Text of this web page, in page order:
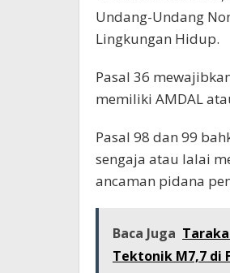
Undang-Undang
Lingkungan Hidup.
Pasal 36
memiliki AMDAL
Pasal 98 dan 99
sengaja atau lalai
ancaman pidana
Baca Juga
Tektonik M7,7 di